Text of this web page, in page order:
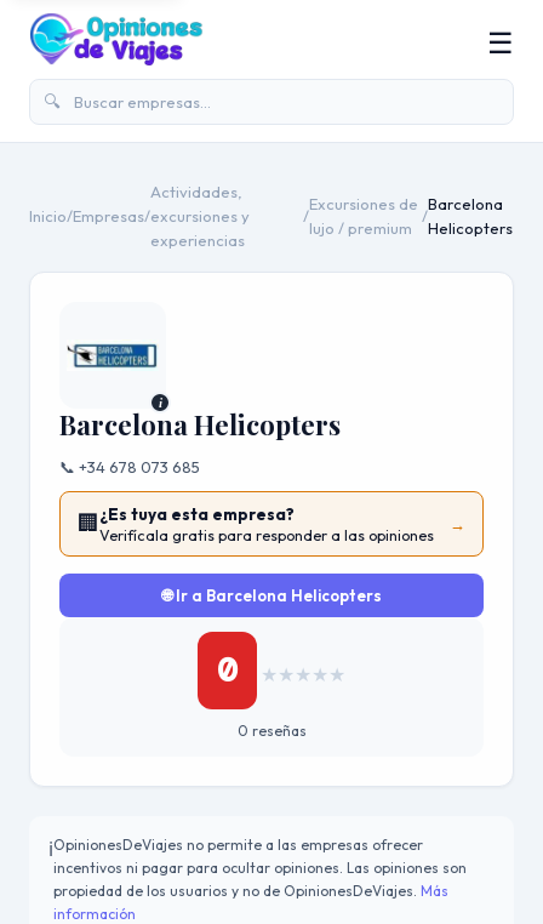
🔍
☰
Inicio/Empresas/
Actividades,
excursiones y
experiencias
/
Excursiones de
lujo / premium
/
Barcelona
Helicopters
i
Barcelona Helicopters
📞 +34 678 073 685
🏢¿Es tuya esta empresa?
Verifícala gratis para responder a las opiniones
→
🌐 Ir a Barcelona Helicopters
0 ★ ★ ★ ★ ★
0 reseñas
ℹ️OpinionesDeViajes no permite a las empresas ofrecer
incentivos ni pagar para ocultar opiniones. Las opiniones son
propiedad de los usuarios y no de OpinionesDeViajes. Más
información